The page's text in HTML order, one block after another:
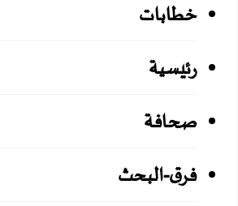
خطابات
رئيسية
صحافة
فرق-البحث